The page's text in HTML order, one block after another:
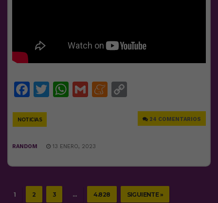
Facebook
Twitter
WhatsApp
GmailMeneame
NOTICIAS 24 COMENTARIOS
RANDOM 13 ENERO, 2023
1 2 3 … 4.828 SIGUIENTE »